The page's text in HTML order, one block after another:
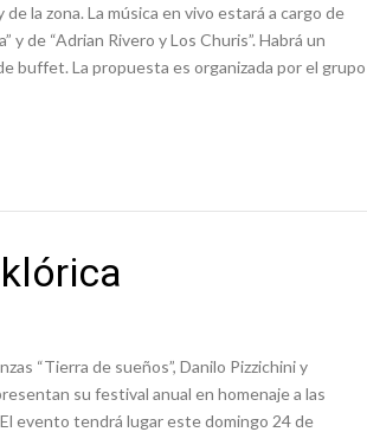
de la zona. La música en vivo estará a cargo de
y de “Adrian Rivero y Los Churis”. Habrá un
buffet. La propuesta es organizada por el grupo
“Tierra de sueños”, Danilo Pizzichini y
su festival anual en homenaje a las
evento tendrá lugar este domingo 24 de